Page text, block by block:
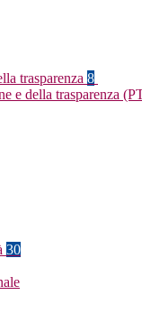
trasparenza 8
e della trasparenza
30